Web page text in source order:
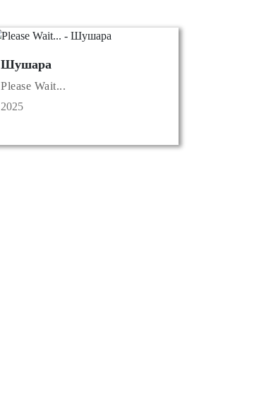
Шушара
Please Wait...
2025